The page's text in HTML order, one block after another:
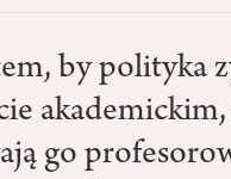
by polityka
go